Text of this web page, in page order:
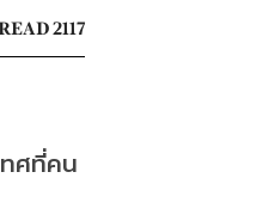
2117
ศที่คน